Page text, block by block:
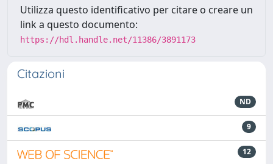
Utilizza questo identificativo per citare o creare un
link a questo documento:
https://hdl.handle.net/11386/3891173
Citazioni
ND
9
12